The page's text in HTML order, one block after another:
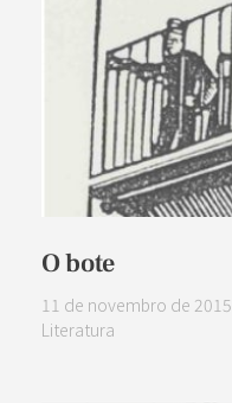
O bote
11 de novembro de 2015
Literatura